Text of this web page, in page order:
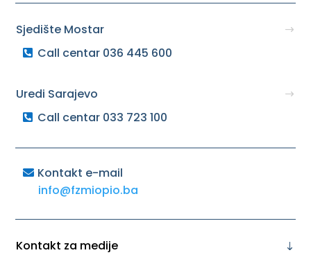
Sjedište Mostar
Call centar 036 445 600
Uredi Sarajevo
Call centar 033 723 100
Kontakt e-mail
info@fzmiopio.ba
Kontakt za medije